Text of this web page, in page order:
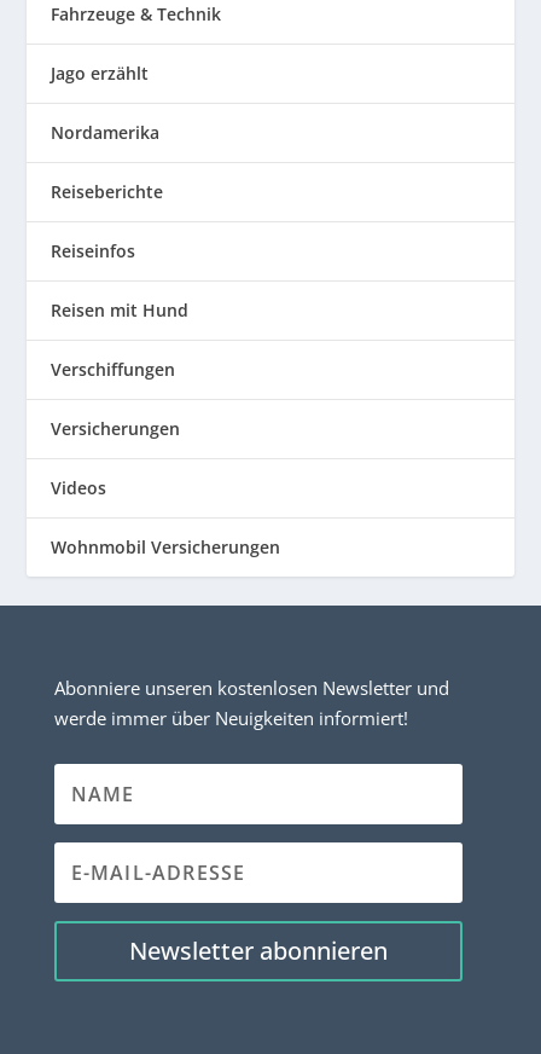
Fahrzeuge & Technik
Jago erzählt
Nordamerika
Reiseberichte
Reiseinfos
Reisen mit Hund
Verschiffungen
Versicherungen
Videos
Wohnmobil Versicherungen
Abonniere unseren kostenlosen Newsletter und
werde immer über Neuigkeiten informiert!
Newsletter abonnieren